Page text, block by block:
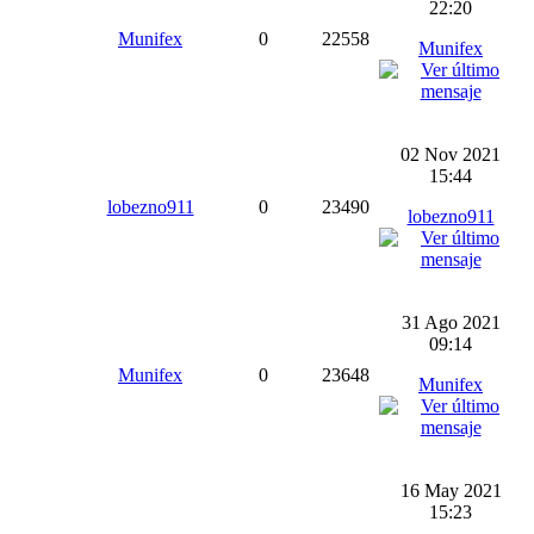
Munifex 0 22558
22:20
Munifex
lobezno911 0 23490
02 Nov 2021
15:44
lobezno911
Munifex 0 23648
31 Ago 2021
09:14
Munifex
16 May 2021
15:23